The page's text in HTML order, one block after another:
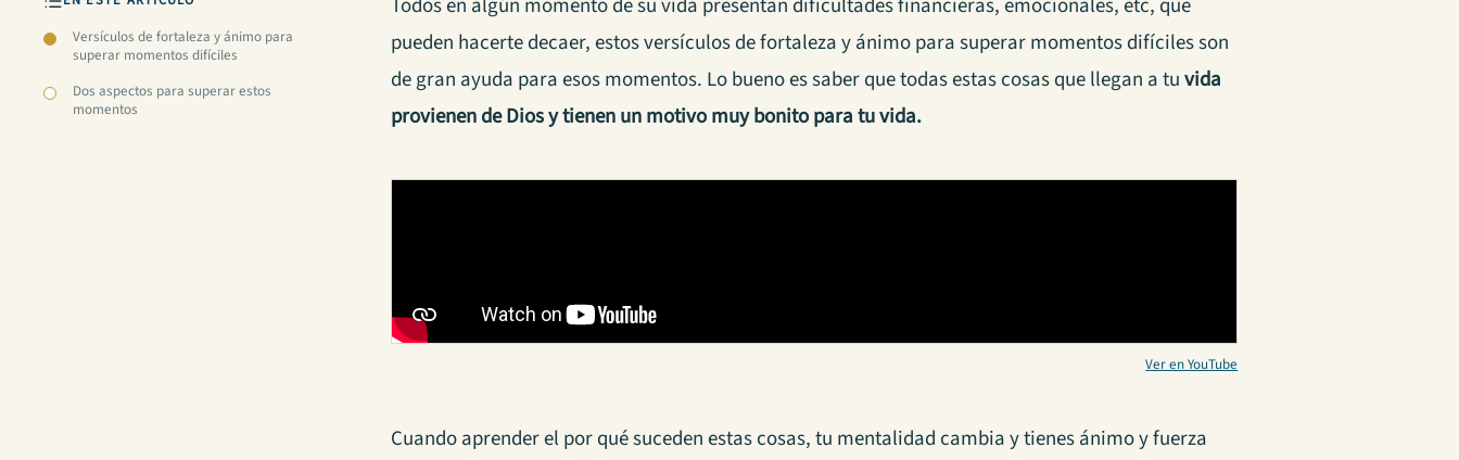
Versículos de fortaleza y ánimo para
superar momentos difíciles
Dos aspectos para superar estos
momentos
pueden hacerte decaer, estos versículos de fortaleza y ánimo para superar momentos difíciles son
de gran ayuda para esos momentos. Lo bueno es saber que todas estas cosas que llegan a tuvida
provienen de Dios y tienen un motivo muy bonito para tu vida.
Ver en YouTube
Cuando aprender el por qué suceden estas cosas, tu mentalidad cambia y tienes ánimo y fuerza